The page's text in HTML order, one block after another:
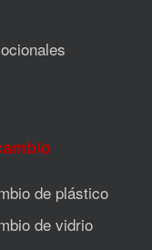
de plástico
de vidrio